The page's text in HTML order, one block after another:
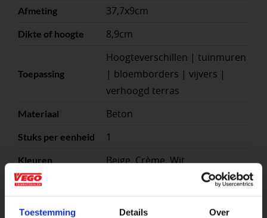
Toestemming Details Over
Afmeting 37,7x9cm
Dikte of hoogte 8,9cm
Toepassing
Hoogteverschillen | tuinmuren
| bloemborders | vijvers |
verhoogd terras
Materiaal Beton
Stuks per eenheid 1
Kleuren Beige, Crème, Wit
Eenheid
Uitvoering Splitblok